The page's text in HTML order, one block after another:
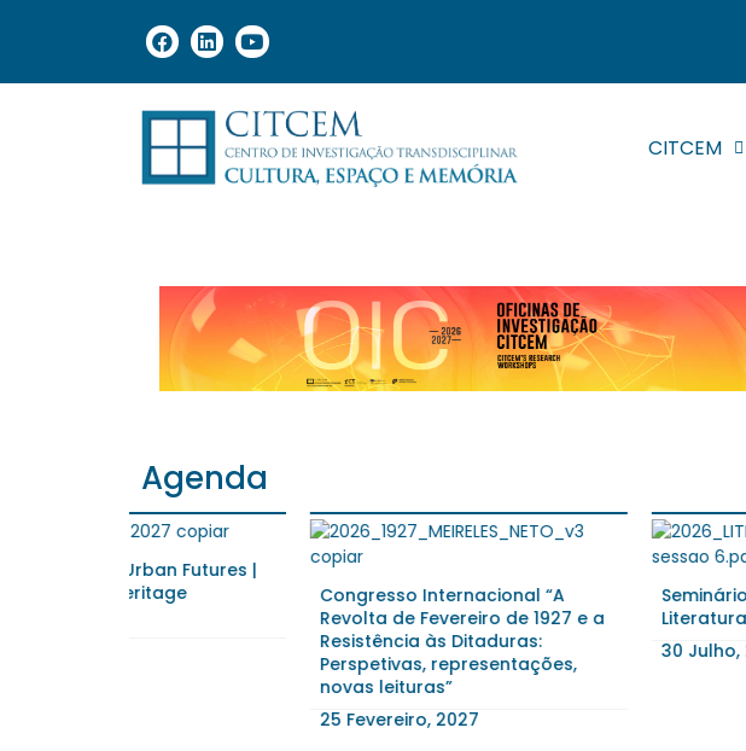
CITCEM
Agenda
Congresso Internacional “A
Revolta de Fevereiro de 1927 e a
Resistência às Ditaduras:
Perspetivas, representações,
Seminário em História da
Literatura_S6
30 Julho, 2026